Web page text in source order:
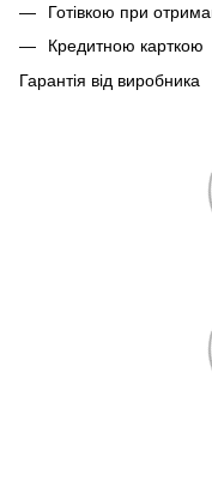
Готівкою при
Кредитною карткою
Гарантія від виробника